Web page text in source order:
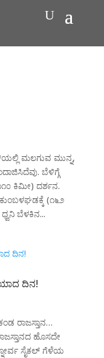
ಮಲಗುವ ಮುನ್ನ,
ಬೆಳಿಗ್ಗೆ
ಕಿಮೀ) ದರ್ಶನ.
(೧೬೨
ಬೆಳಕಿನ...
ದಿನ!
ರಾಜಸ್ತಾನ…
ಹೊಸದೇ
ಸೈಕಲ್ ಗೆಳೆಯ